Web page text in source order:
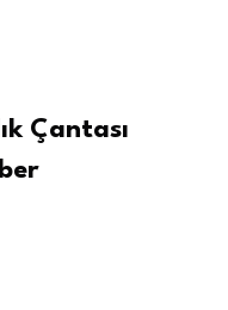
Çantası